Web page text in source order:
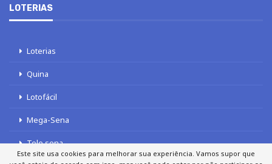
LOTERIAS
Loterias
Quina
Lotofácil
Mega-Sena
Tele sena
Este site usa cookies para melhorar sua experiência. Vamos supor que